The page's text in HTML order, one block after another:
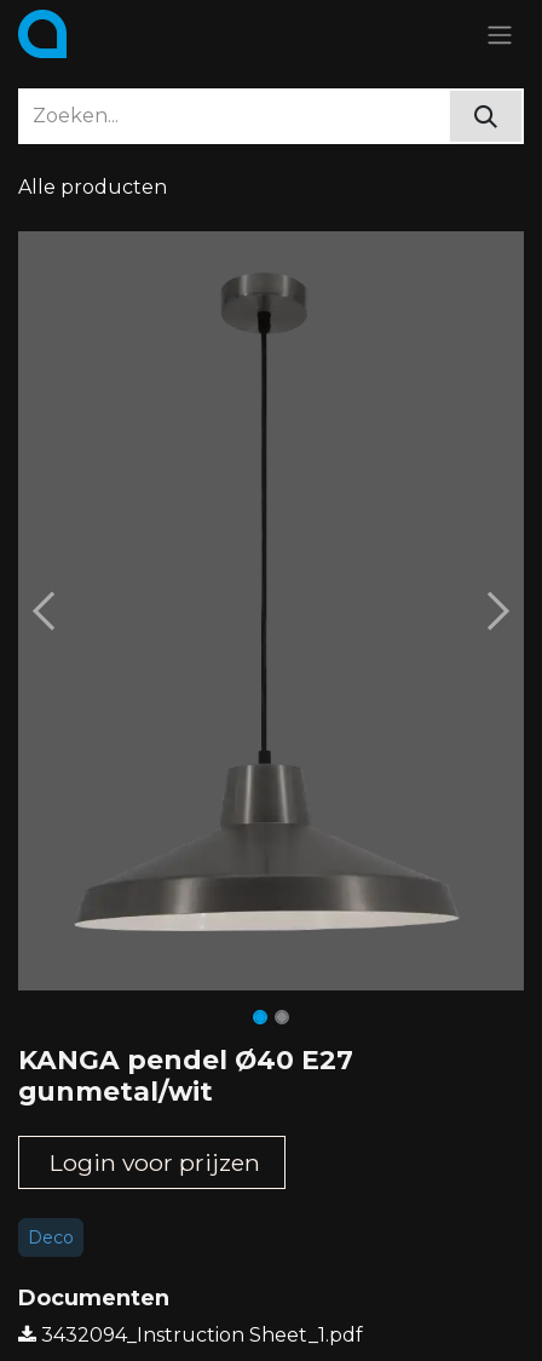
Overslaan naar inhoud
Alle producten
KANGA pendel Ø40 E27
gunmetal/wit
Login voor prijzen
Deco
Documenten
3432094_Instruction Sheet_1.pdf